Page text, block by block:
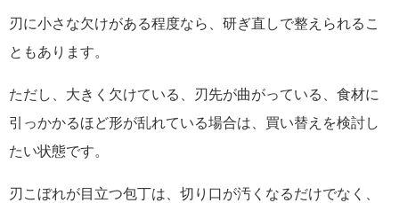
刃に小さな欠けがある程度なら、研ぎ直しで整えられるこ
ともあります。
ただし、大きく欠けている、刃先が曲がっている、食材に
引っかかるほど形が乱れている場合は、買い替えを検討し
たい状態です。
刃こぼれが目立つ包丁は、切り口が汚くなるだけでなく、